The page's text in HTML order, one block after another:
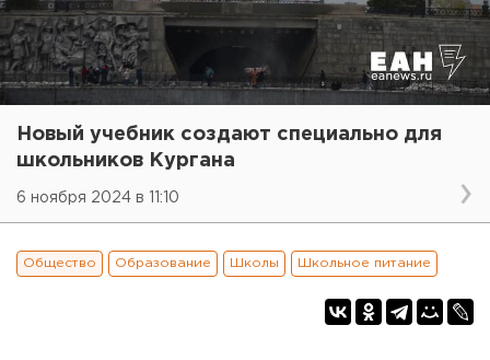
Новый учебник создают специально для
школьников Кургана
6 ноября 2024 в 11:10
Общество Образование Школы Школьное питание